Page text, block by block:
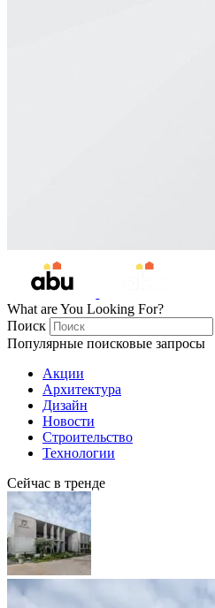
What are You Looking For?
Поиск
Популярные поисковые запросы
Акции
Архитектура
Дизайн
Новости
Строительство
Технологии
Сейчас в тренде